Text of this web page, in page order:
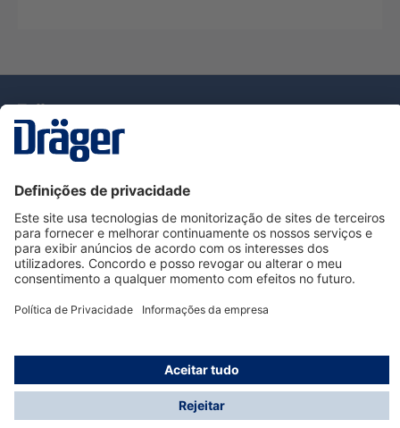
Serviço de Apoio ao Cliente Dräger
Utilização da loja
Informações
© Dräger Portugal, Lda, 2024
* Todos os preços excl. IVA mais
possíveis taxas de entrega, se não for indicado o